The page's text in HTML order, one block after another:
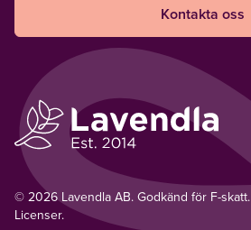
Kontakta oss
© 2026 Lavendla AB. Godkänd för F-skatt.
Licenser.